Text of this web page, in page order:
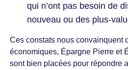
qui n’ont pas besoin de
nouveau ou des plus-
Ces constats nous convainquent
économiques, Épargne Pierre et
sont bien placées pour répondre